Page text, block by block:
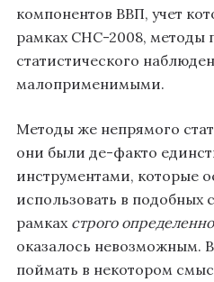
компонентов ВВП, учет
рамках СНС-2008, методы
статистического
малоприменимыми.
Методы же непрямого
они были де-факто
инструментами, которые
использовать в подобных
рамках строго
оказалось невозможным.
поймать в некотором